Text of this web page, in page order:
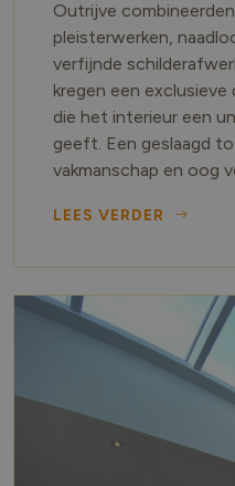
Outrijve
pleisterwerken,
verfijnde
kregen een
die het interieur een
geeft. Een geslaagd
vakmanschap en oog
LEES VERDER